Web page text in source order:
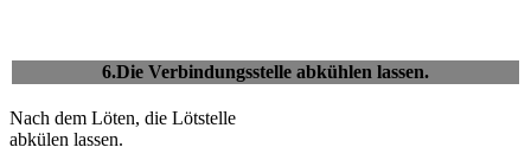
6.Die Verbindungsstelle abkühlen lassen.
Nach dem Löten, die Lötstelle
abkülen lassen.